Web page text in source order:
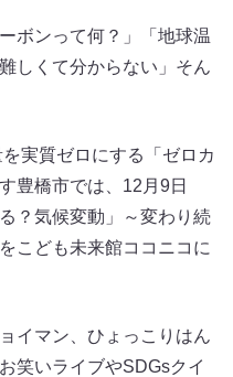
ボンって何？」「地球温
しくて分からない」そん
実質ゼロにする「ゼロカ
豊橋市では、12月9日
？気候変動」～変わり続
こども未来館ココニコに
イマン、ひょっこりはん
笑いライブやSDGsクイ